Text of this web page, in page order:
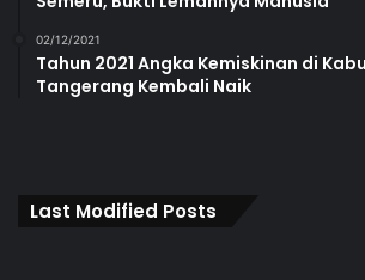
02/12/2021
Tahun 2021 Angka Kemiskinan di
Tangerang Kembali Naik
Last Modified Posts